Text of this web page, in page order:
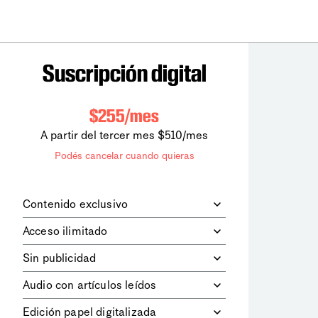
Suscripción digital
$255/mes
A partir del tercer mes $510/mes
Podés cancelar cuando quieras
Contenido exclusivo
digitales dela diaria
los contenidos de Le Monde
diplomatique.
Acceso ilimitado
contenidos.
Sin publicidad
publicitarios.
Audio con artículos leídos
Edición papel digitalizada